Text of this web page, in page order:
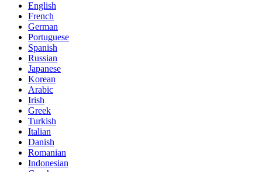
English
French
German
Portuguese
Spanish
Russian
Japanese
Korean
Arabic
Irish
Greek
Turkish
Italian
Danish
Romanian
Indonesian